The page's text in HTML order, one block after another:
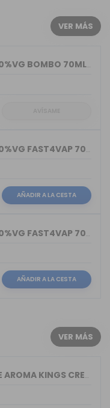
VER MÁS
BASE GLICERINA 100%VG BOMBO 70ML (BOT...
BASE GLICERINA 100%VG FAST4VAP 70ML O...
AÑADIR A LA CESTA
BASE GLICERINA 100%VG FAST4VAP 70ML O...
AÑADIR A LA CESTA
VER MÁS
DON JUAN RESERVE AROMA KINGS CREST 30ML